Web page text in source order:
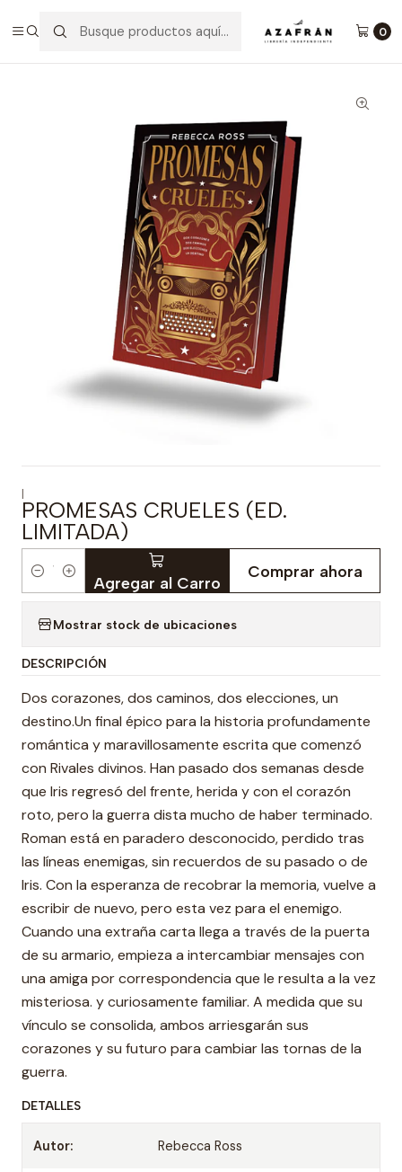
0
Romántica
Promesas Crueles (Ed. Limitada)
|
PROMESAS CRUELES (ED.
LIMITADA)
Cantidad Agregar al Carro
Comprar ahora
Mostrar stock de ubicaciones
DESCRIPCIÓN
Dos corazones, dos caminos, dos elecciones, un
destino.Un final épico para la historia profundamente
romántica y maravillosamente escrita que comenzó
con Rivales divinos. Han pasado dos semanas desde
que Iris regresó del frente, herida y con el corazón
roto, pero la guerra dista mucho de haber terminado.
Roman está en paradero desconocido, perdido tras
las líneas enemigas, sin recuerdos de su pasado o de
Iris. Con la esperanza de recobrar la memoria, vuelve a
escribir de nuevo, pero esta vez para el enemigo.
Cuando una extraña carta llega a través de la puerta
de su armario, empieza a intercambiar mensajes con
una amiga por correspondencia que le resulta a la vez
misteriosa. y curiosamente familiar. A medida que su
vínculo se consolida, ambos arriesgarán sus
corazones y su futuro para cambiar las tornas de la
guerra.
DETALLES
Autor: Rebecca Ross